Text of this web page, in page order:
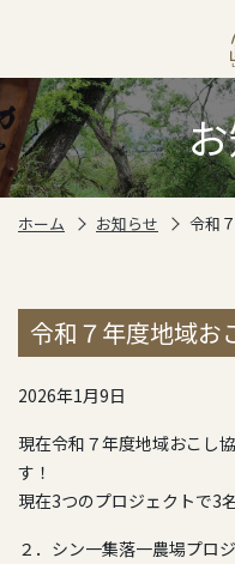
ホーム お知らせ 令和
令和７年度地域お
2026年1月9日
現在令和７年度地域おこし
す！
現在3つのプロジェクトで3
２．シン一集落一農場プロ